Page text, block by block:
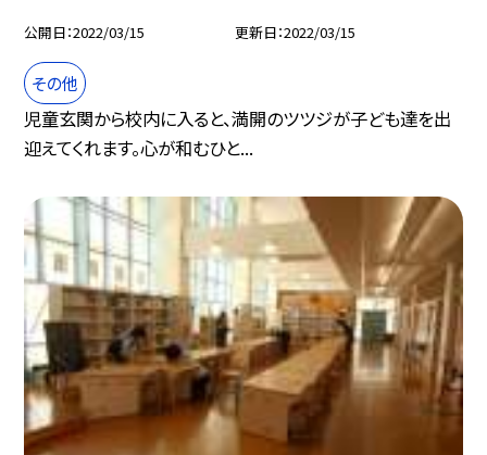
公開日 2022/03/15 更新日 2022/03/15
その他
児童玄関から校内に入ると、満開のツツジが子ども達を出
迎えてくれます。心が和むひと...